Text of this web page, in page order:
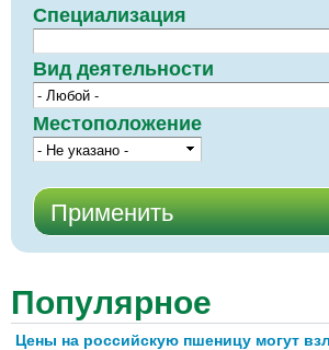
Специализация
Вид деятельности
Местоположение
Популярное
Цены на российскую пшеницу могут